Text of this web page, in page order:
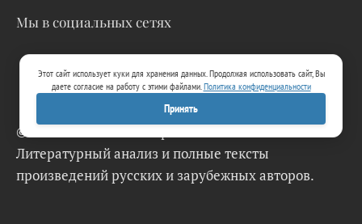
Мы в социальных сетях
© 2026 Lit-Ra.su. Электронная библиотека.
Литературный анализ и полные тексты
произведений русских и зарубежных авторов.
Этот сайт использует куки для хранения данных. Продолжая использовать сайт, Вы
даете согласие на работу с этими файлами.Политика конфиденциальности
Принять